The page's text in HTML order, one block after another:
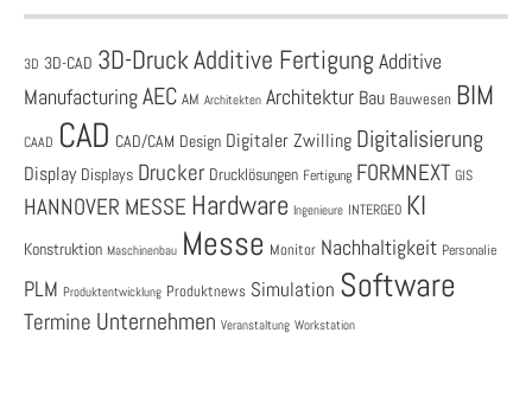
3D 3D-CAD 3D-DruckAdditive Fertigung Additive
ManufacturingAEC AM Architekten Architektur Bau Bauwesen BIM
CAAD CAD CAD/CAM Design Digitaler Zwilling Digitalisierung
Display Displays Drucker Drucklösungen Fertigung FORMNEXT GIS
HANNOVER MESSE Hardware Ingenieure INTERGEO KI
Konstruktion Maschinenbau Messe Monitor Nachhaltigkeit Personalie
PLM Produktentwicklung Produktnews Simulation Software
Termine Unternehmen Veranstaltung Workstation